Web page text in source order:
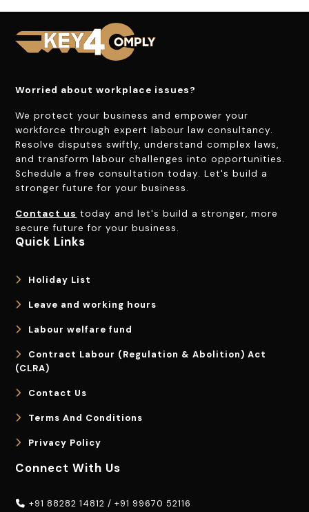
Worried about workplace issues?
We protect your business and empower your
workforce through expert labour law consultancy.
Resolve disputes swiftly, understand complex laws,
and transform labour challenges into opportunities.
Schedule a free consultation today. Let's build a
stronger future for your business.
Contact us today and let's build a stronger, more
secure future for your business.
Quick Links
Holiday List
Leave and working hours
Labour welfare fund
Contract Labour (Regulation & Abolition) Act
(CLRA)
Contact Us
Terms And Conditions
Privacy Policy
Connect With Us
+91 88282 14812 /+91 99670 52116